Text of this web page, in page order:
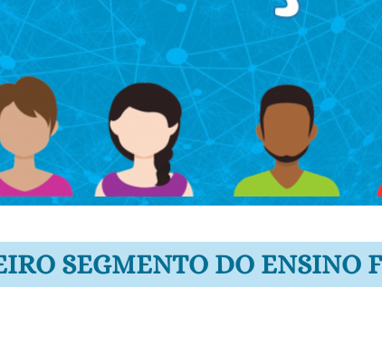
SEGMENTO DO ENSINO